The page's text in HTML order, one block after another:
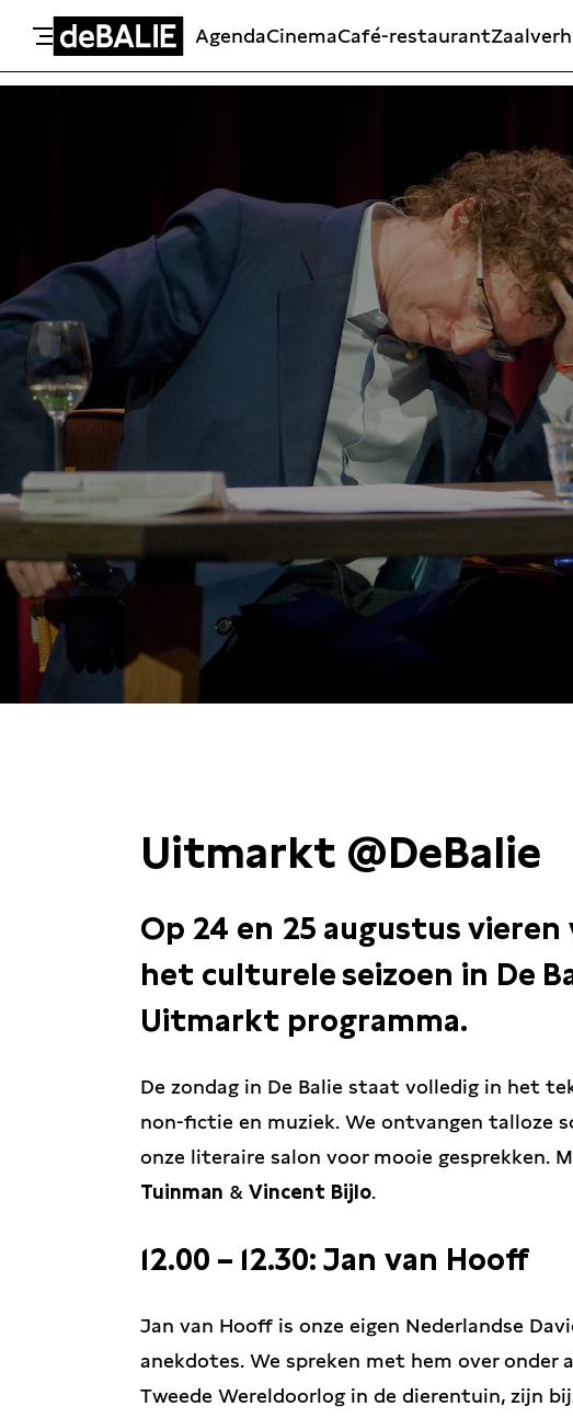
De Balie
AgendaCinemaCafé-restaurant
ZO 25 AUGUSTUS /
Uitmarkt @DeBalie
Op 24 en 25 augustus
het culturele seizoen in De
Uitmarkt programma.
De zondag in De Balie staat volledig in het
non-fictie en muziek. We ontvangen talloze
onze literaire salon voor mooie gesprekken.
Tuinman & Vincent Bijlo.
12.00 – 12.30: Jan van Hooff
Jan van Hooff is onze eigen Nederlandse
anekdotes. We spreken met hem over onder
Tweede Wereldoorlog in de dierentuin, zijn